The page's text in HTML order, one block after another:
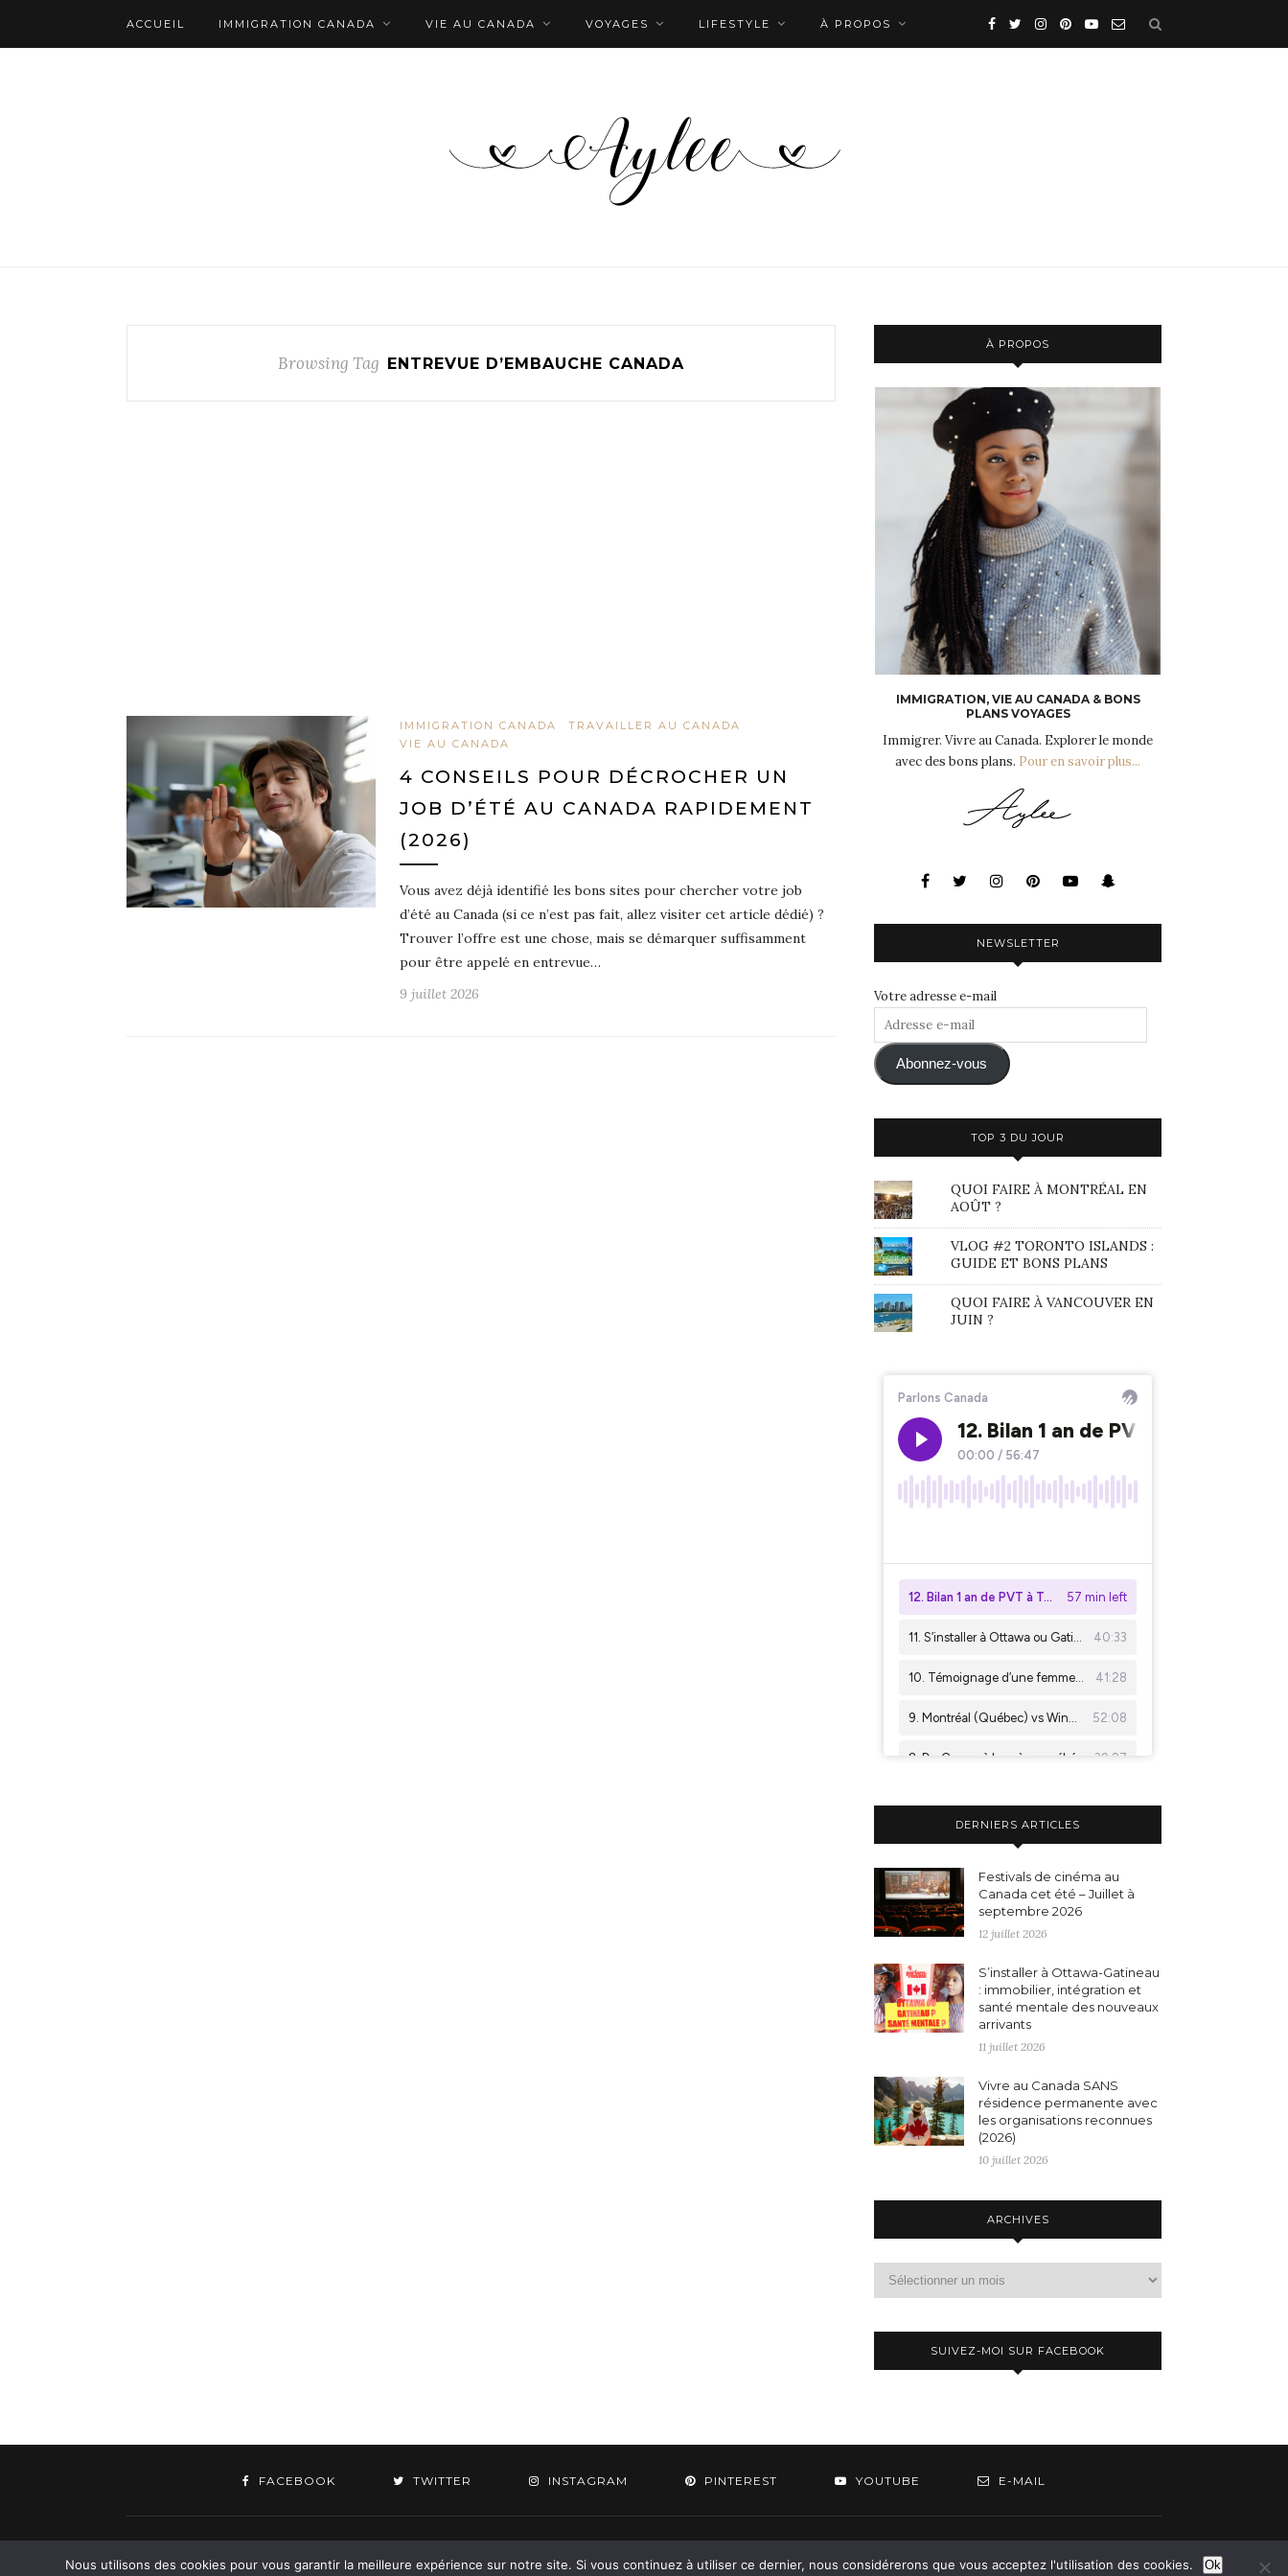
ACCUEIL IMMIGRATION CANADA VIE AU CANADA VOYAGES LIFESTYLE À PROPOS
Browsing Tag ENTREVUE D’EMBAUCHE CANADA
IMMIGRATION CANADA
TRAVAILLER AU CANADA
VIE AU CANADA
4 CONSEILS POUR DÉCROCHER UN
JOB D’ÉTÉ AU CANADA RAPIDEMENT
(2026)
Vous avez déjà identifié les bons sites pour chercher votre job
d’été au Canada (si ce n’est pas fait, allez visiter cet article dédié) ?
Trouver l’offre est une chose, mais se démarquer suffisamment
pour être appelé en entrevue…
9 juillet 2026
À PROPOS
IMMIGRATION, VIE AU CANADA & BONS
PLANS VOYAGES
Immigrer. Vivre au Canada. Explorer le monde
avec des bons plans. Pour en savoir plus...
NEWSLETTER
Votre adresse e-mail
Adresse
mail Abonnez-vous
TOP 3 DU JOUR
QUOI FAIRE À MONTRÉAL EN
AOÛT ?
VLOG #2 TORONTO ISLANDS :
GUIDE ET BONS PLANS
QUOI FAIRE À VANCOUVER EN
JUIN ?
DERNIERS ARTICLES
Festivals de cinéma au
Canada cet été – Juillet à
septembre 2026
12 juillet 2026
S’installer à Ottawa-Gatineau
: immobilier, intégration et
santé mentale des nouveaux
arrivants
11 juillet 2026
Vivre au Canada SANS
résidence permanente avec
les organisations reconnues
(2026)
10 juillet 2026
ARCHIVES
SUIVEZ-MOI SUR FACEBOOK
FACEBOOK TWITTER INSTAGRAM PINTEREST YOUTUBE E-MAIL
Nous utilisons des cookies pour vous garantir la meilleure expérience sur notre site. Si vous continuez à utiliser ce dernier, nous considérerons que vous acceptez l'utilisation des cookies. Ok